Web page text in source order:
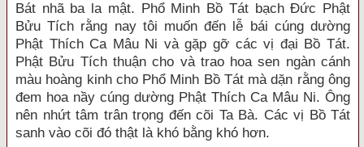
Bát nhã ba la mật. Phổ Minh Bồ Tát bạch Đức Phật
Bửu Tích rằng nay tôi muốn đến lễ bái cúng dường
Phật Thích Ca Mâu Ni và gặp gỡ các vị đại Bồ Tát.
Phật Bửu Tích thuận cho và trao hoa sen ngàn cánh
màu hoàng kinh cho Phổ Minh Bồ Tát mà dặn rằng ông
đem hoa nầy cúng dường Phật Thích Ca Mâu Ni. Ông
nên nhứt tâm trân trọng đến cõi Ta Bà. Các vị Bồ Tát
sanh vào cõi đó thật là khó bằng khó hơn.